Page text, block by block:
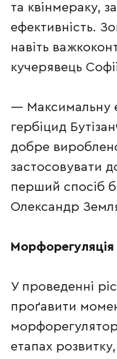
та квінмераку,
ефективність.
навіть
кучерявець
— Максимальну
гербіцид
добре
застосовувати
перший спосіб
Олександр
Морфорегуляція
У проведенні
проґавити
етапах